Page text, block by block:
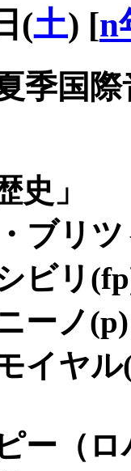
(土) [n
季国
史」
ブリ
ビリ
ーノ(p)
イヤル
ー（